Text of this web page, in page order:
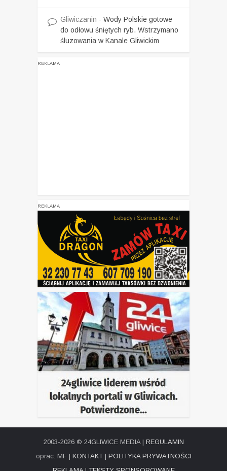
Gliwiczanin - Wody Polskie gotowe
do odłowu śniętych ryb. Wstrzymano
śluzowania w Kanale Gliwickim
REKLAMA
REKLAMA
2003-2026 © 24GLIWICE MEDIA | REGULAMIN
oprac. MF | KONTAKT| POLITYKA PRYWATNOŚCI